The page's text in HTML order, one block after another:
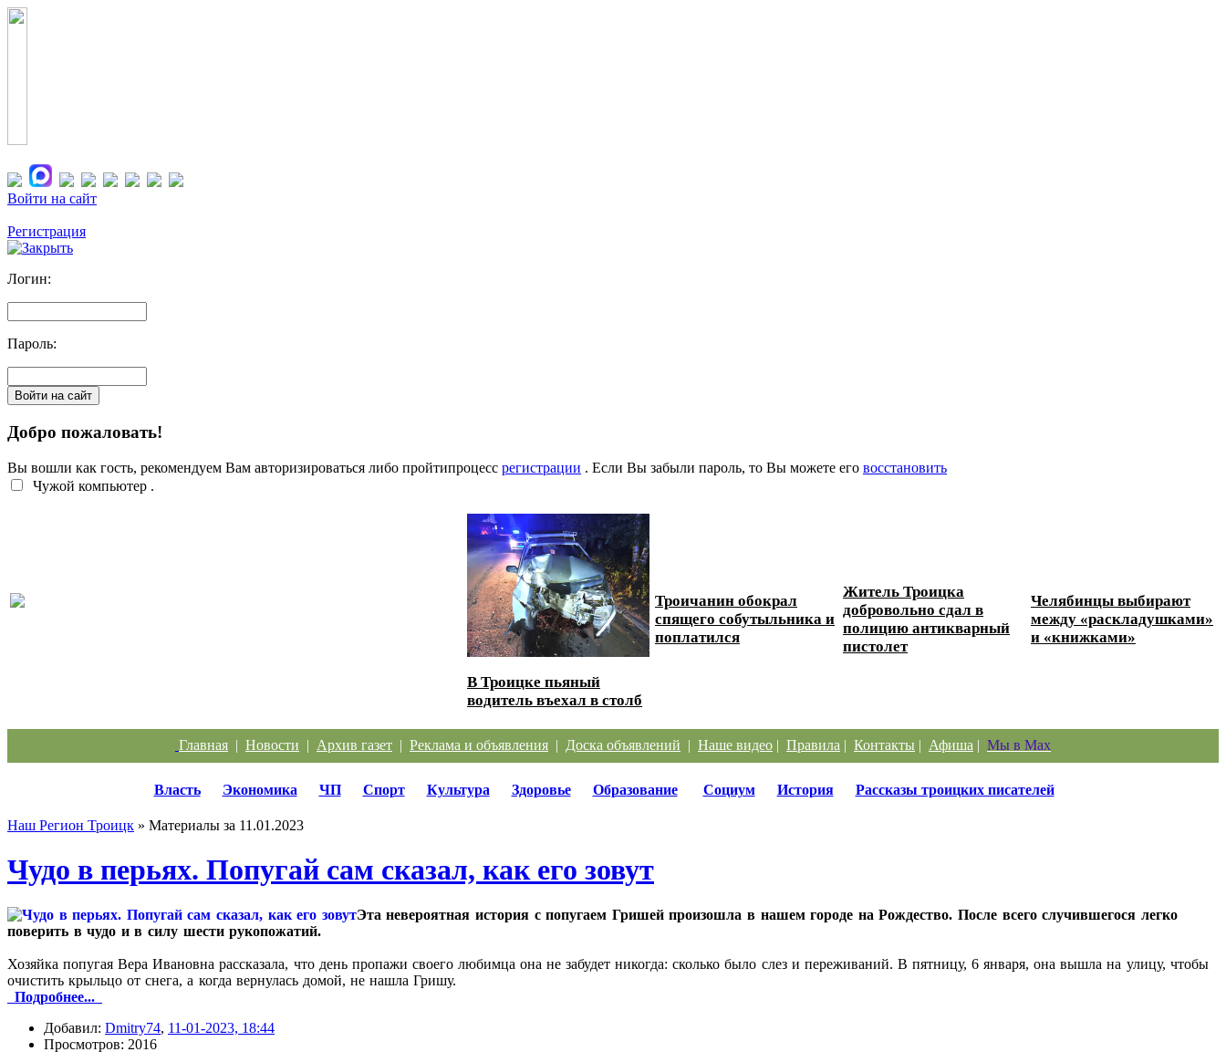
Войти на сайт
Регистрация
Логин:
Пароль:
Добро пожаловать!
Вы вошли как гость, рекомендуем Вам авторизироваться либо пройтипроцесс регистрации . Если Вы забыли пароль, то Вы можете его восстановить
Чужой компьютер .
В Троицке пьяный
водитель въехал в столб
Троичанин обокрал
спящего собутыльника и
поплатился
Житель Троицка
добровольно сдал в
полицию антикварный
пистолет
Челябинцы выбирают
между «раскладушками»
и «книжками»
Главная | Новости | Архив газет | Реклама и объявления | Доска объявлений | Наше видео | Правила | Контакты | Афиша | Мы в Max
Власть Экономика ЧП Спорт Культура Здоровье Образование Социум История Рассказы троицких писателей
Наш Регион Троицк » Материалы за 11.01.2023
Чудо в перьях. Попугай сам сказал, как его зовут
Эта невероятная история с попугаем Гришей произошла в нашем городе на Рождество. После всего случившегося легко
поверить в чудо и в силу шести рукопожатий.
Хозяйка попугая Вера Ивановна рассказала, что день пропажи своего любимца она не забудет никогда: сколько было слез и переживаний. В пятницу, 6 января, она вышла на улицу, чтобы
очистить крыльцо от снега, а когда вернулась домой, не нашла Гришу.
Подробнее...
Добавил: Dmitry74, 11-01-2023, 18:44
Просмотров: 2016